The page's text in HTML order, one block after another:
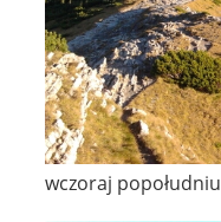
wczoraj popołudniu